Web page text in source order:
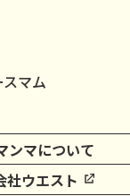
ンマについて
社ウエスト
スマム